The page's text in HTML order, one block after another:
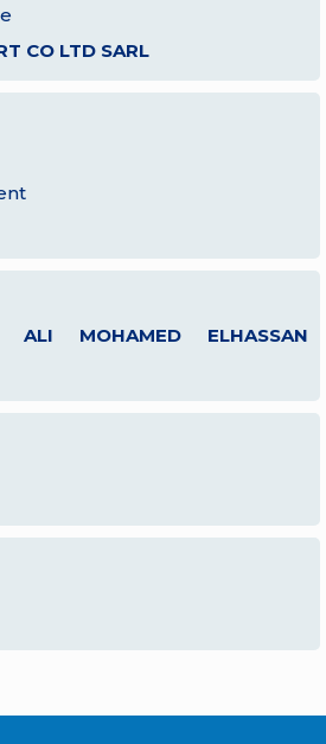
CO LTD SARL
ALI MOHAMED ELHASSAN